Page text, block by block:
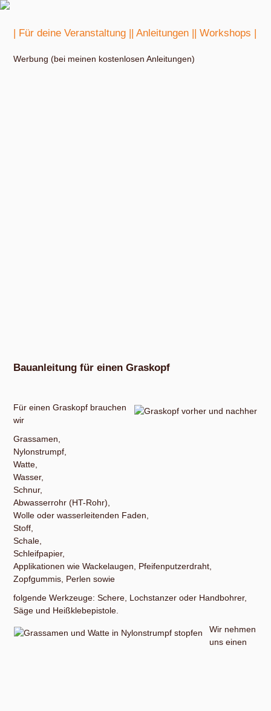
| Für deine Veranstaltung || Anleitungen || Workshops |
Werbung (bei meinen kostenlosen Anleitungen)
Bauanleitung für einen Graskopf
Für einen Graskopf brauchen
wir
Grassamen,
Nylonstrumpf,
Watte,
Wasser,
Schnur,
Abwasserrohr (HT-Rohr),
Wolle oder wasserleitenden Faden,
Stoff,
Schale,
Schleifpapier,
Applikationen wie Wackelaugen, Pfeifenputzerdraht,
Zopfgummis, Perlen sowie
folgende Werkzeuge: Schere, Lochstanzer oder Handbohrer,
Säge und Heißklebepistole.
Wir nehmen
uns einen